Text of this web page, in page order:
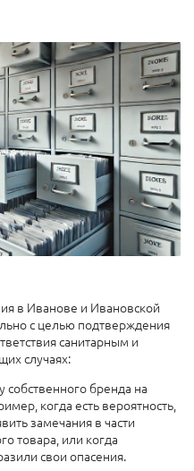
в Иванове и Ивановской
с целью подтверждения
санитарным и
случаях:
собственного бренда на
когда есть вероятность,
замечания в части
товара, или когда
свои опасения.